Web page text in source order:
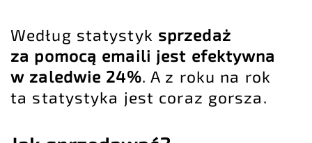
Według statystyk sprzedaż
za pomocą emaili jest efektywna
w zaledwie 24%. A z roku na rok
ta statystyka jest coraz gorsza.